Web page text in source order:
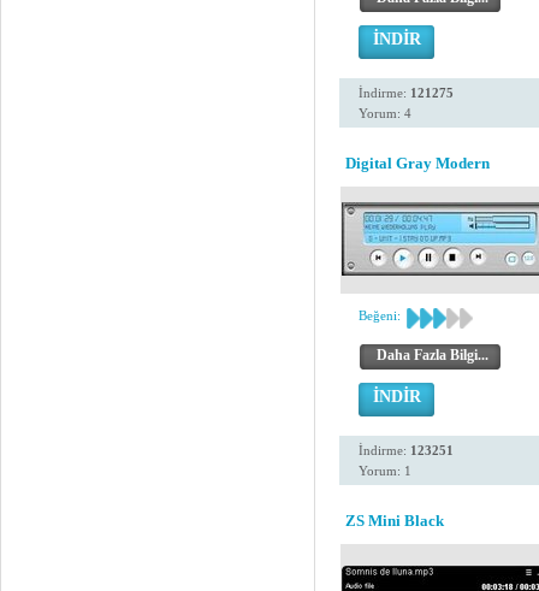
İNDİR
İndirme: 121275
Yorum: 4
Digital Gray Modern
Beğeni:
Daha Fazla Bilgi...
İNDİR
İndirme: 123251
Yorum: 1
ZS Mini Black